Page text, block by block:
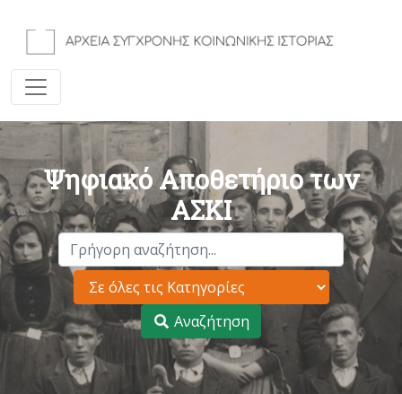
Ψηφιακό Αποθετήριο των
ΑΣΚΙ
Αναζήτηση